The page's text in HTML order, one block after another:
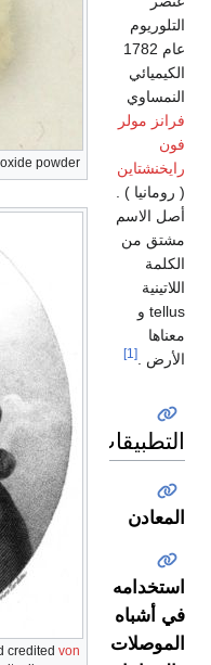
powder
credited von
التلوريوم
عام 1782
الكيميائي
النمساوي
فرانز مولر
فون
رايخنشتاين
( رومانيا ) .
أصل الاسم
مشتق من
الكلمة
اللاتينية
tellus و
معناها
الأرض .
[1]
التطبيقات
المعادن
استخدامه
في أشباه
الموصلات